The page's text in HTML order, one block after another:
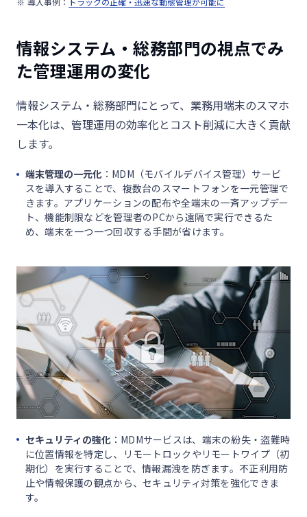
情報システム・総務部門の視点でみ
た管理運用の変化
情報システム・総務部門にとって、業務用端末のスマホ
一本化は、管理運用の効率化とコスト削減に大きく貢献
します。
端末管理の一元化：MDM（モバイルデバイス管理）サービ
スを導入することで、複数台のスマートフォンを一元管理で
きます。アプリケーションの配布や全端末の一斉アップデー
ト、機能制限などを管理者のPCから遠隔で実行できるた
め、端末を一つ一つ回収する手間が省けます。
セキュリティの強化：MDMサービスは、端末の紛失・盗難時
に位置情報を特定し、リモートロックやリモートワイプ（初
期化）を実行することで、情報漏洩を防ぎます。不正利用防
止や情報保護の観点から、セキュリティ対策を強化できま
す。